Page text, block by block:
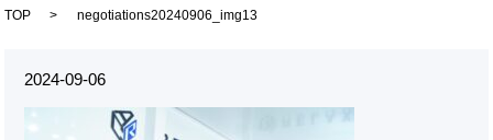
TOP negotiations20240906_img13
2024-09-06